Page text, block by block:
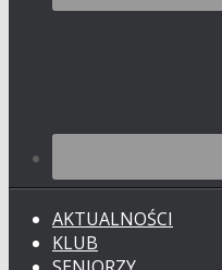
AKTUALNOŚCI
KLUB